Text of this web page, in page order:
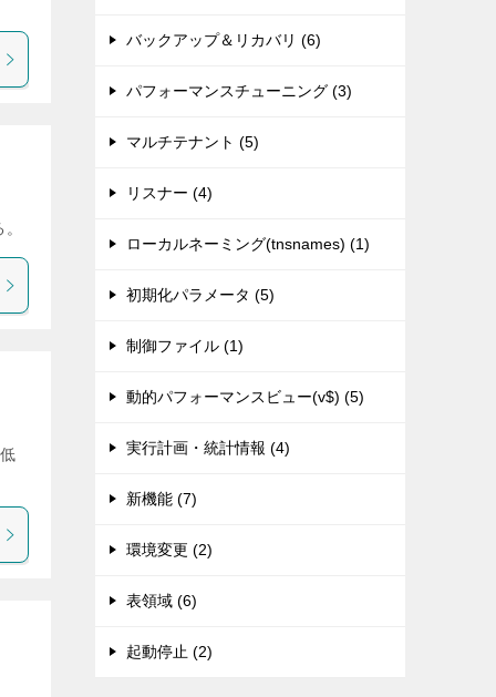
バックアップ＆リカバリ (6)
パフォーマンスチューニング (3)
マルチテナント (5)
リスナー (4)
ローカルネーミング(tnsnames) (1)
初期化パラメータ (5)
制御ファイル (1)
動的パフォーマンスビュー(v$) (5)
実行計画・統計情報 (4)
新機能 (7)
環境変更 (2)
表領域 (6)
起動停止 (2)